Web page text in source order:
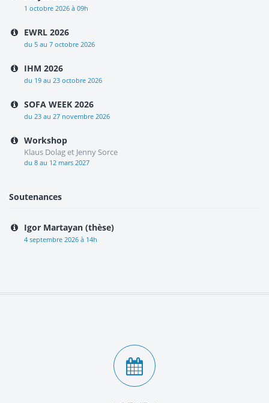
1 octobre 2026 à 09h
EWRL 2026
du 5 au 7 octobre 2026
IHM 2026
du 19 au 23 octobre 2026
SOFA WEEK 2026
du 23 au 27 novembre 2026
Workshop
Klaus Dolag et Jenny Sorce
du 8 au 12 mars 2027
Soutenances
Igor Martayan (thèse)
4 septembre 2026 à 14h